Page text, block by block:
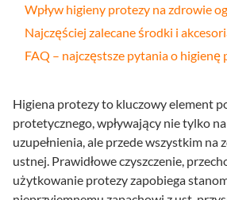
Wpływ higieny protezy na zdrowie
Najczęściej zalecane środki i
FAQ – najczęstsze pytania o higienę
Higiena protezy to kluczowy element
protetycznego, wpływający nie tylko
uzupełnienia, ale przede wszystkim na
ustnej. Prawidłowe czyszczenie,
użytkowanie protezy zapobiega